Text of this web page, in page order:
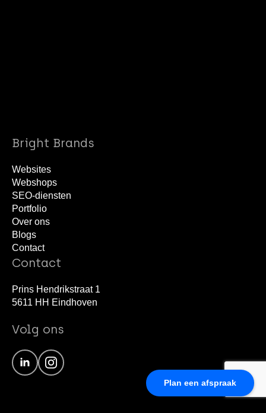
Plan een afspraak
Bright Brands
Websites
Webshops
SEO-diensten
Portfolio
Over ons
Blogs
Contact
Contact
Prins Hendrikstraat 1
5611 HH Eindhoven
Volg ons